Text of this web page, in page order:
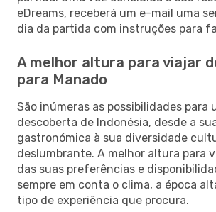
eDreams, receberá um e-mail uma
dia da partida com instruções para
A melhor altura para viajar
para Manado
São inúmeras as possibilidades para
descoberta de Indonésia, desde a
gastronómica à sua diversidade
deslumbrante. A melhor altura para
das suas preferências e
sempre em conta o clima, a época
tipo de experiência que procura.